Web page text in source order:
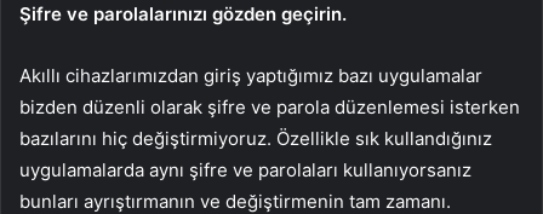
Şifre ve parolalarınızı gözden geçirin.
Akıllı cihazlarımızdan giriş yaptığımız bazı uygulamalar
bizden düzenli olarak şifre ve parola düzenlemesi isterken
bazılarını hiç değiştirmiyoruz. Özellikle sık kullandığınız
uygulamalarda aynı şifre ve parolaları kullanıyorsanız
bunları ayrıştırmanın ve değiştirmenin tam zamanı.